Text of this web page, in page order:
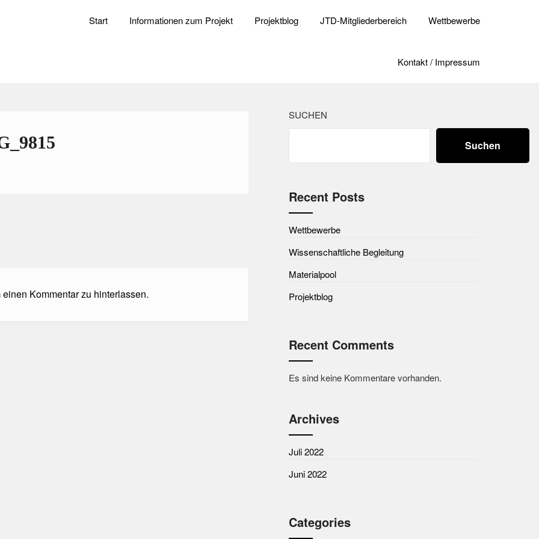
Start Informationen zum Projekt Projektblog JTD-Mitgliederbereich Wettbewerbe
Kontakt / Impressum
Kommentar zu hinterlassen.
SUCHEN
Suchen
Recent Posts
Wettbewerbe
Wissenschaftliche Begleitung
Materialpool
Projektblog
Recent Comments
Es sind keine Kommentare vorhanden.
Archives
Juli 2022
Juni 2022
Categories